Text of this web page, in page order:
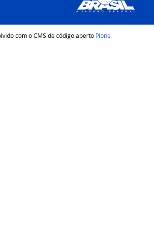
com o CMS de código aberto Plone